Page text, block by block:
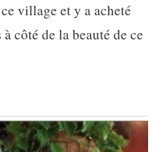
village et y a acheté
côté de la beauté de ce